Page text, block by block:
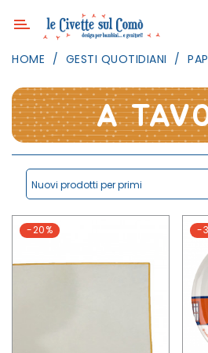
Categoria
ILLUMINAZIONE
TESSILI
GIOCHI
QUOTIDIANI
HOME GESTI QUOTIDIANI
A
Nuovi prodotti per primi
-20% -